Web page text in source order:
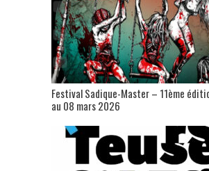
Festival Sadique-Master – 11ème
au 08 mars 2026